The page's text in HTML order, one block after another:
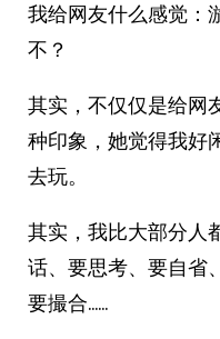
我给网友什么感觉：
不？
其实，不仅仅是给网
种印象，她觉得我好
去玩。
其实，我比大部分人
话、要思考、要自省
要撮合……